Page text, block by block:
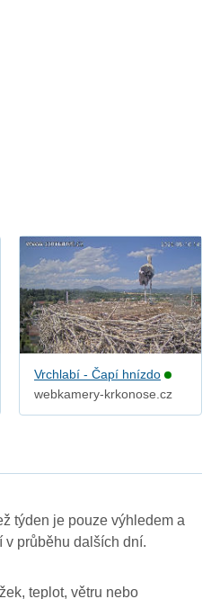
Vrchlabí - Čapí hnízdo
webkamery-krkonose.cz
týden je pouze výhledem a
v průběhu dalších dní.
teplot, větru nebo